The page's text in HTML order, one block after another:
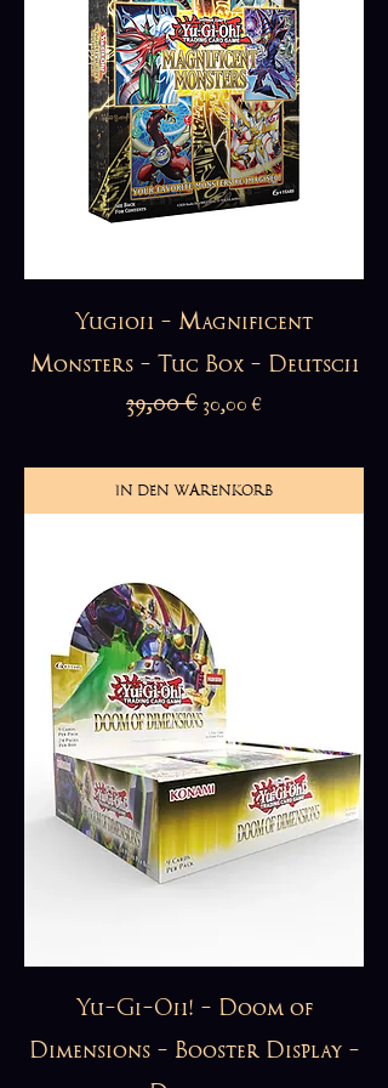
Yugioh - Magnificent
Monsters - Tuc Box - Deutsch
Standardpreis
39,00 € Sale-Preis
30,00 €
IN DEN WARENKORB
Yu-Gi-Oh! - Doom of
Dimensions - Booster Display -